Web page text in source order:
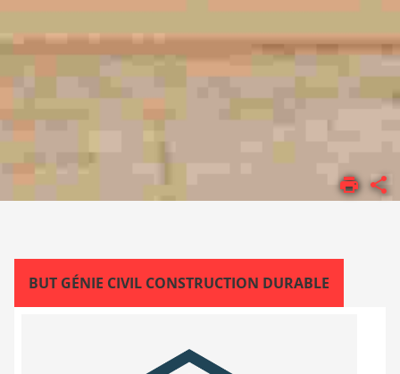
FORMATIONS
BUT GÉNIE CIVIL CONSTRUCTION DURABLE